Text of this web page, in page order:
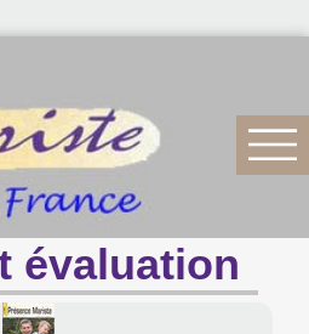
évaluation